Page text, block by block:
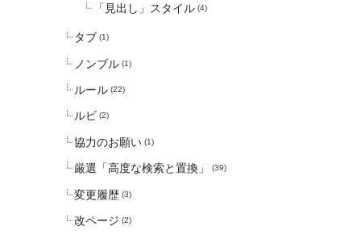
「見出し」スタイル (4)
タブ (1)
ノンブル (1)
ルール (22)
ルビ (2)
協力のお願い (1)
厳選「高度な検索と置換」 (39)
変更履歴 (3)
改ページ (2)